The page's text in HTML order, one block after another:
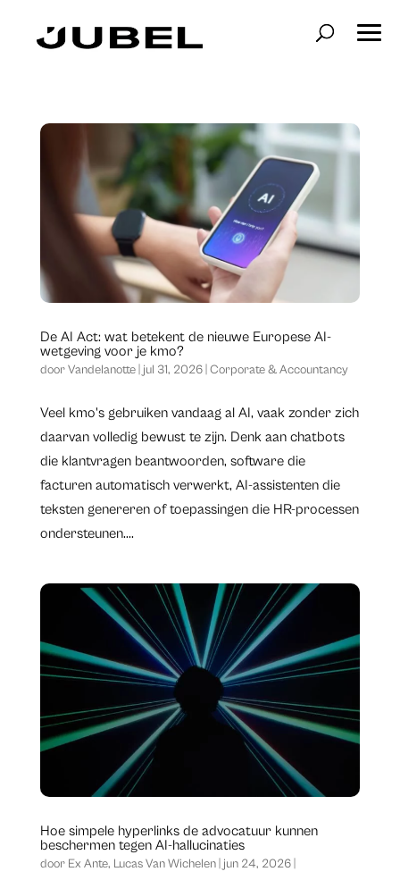
De AI Act: wat betekent de nieuwe Europese AI-
wetgeving voor je kmo?
doorVandelanotte| jul 31, 2026| Corporate & Accountancy
​Veel kmo's gebruiken vandaag al AI, vaak zonder zich
daarvan volledig bewust te zijn. Denk aan chatbots
die klantvragen beantwoorden, software die
facturen automatisch verwerkt, AI-assistenten die
teksten genereren of toepassingen die HR-processen
ondersteunen....
Hoe simpele hyperlinks de advocatuur kunnen
beschermen tegen AI-hallucinaties
door Ex Ante, Lucas Van Wichelen| jun 24, 2026|